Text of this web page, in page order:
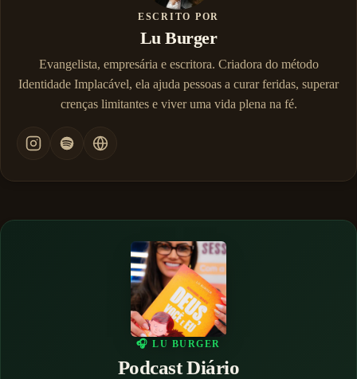
ESCRITO POR
Lu Burger
Evangelista, empresária e escritora. Criadora do método
Identidade Implacável, ela ajuda pessoas a curar feridas, superar
crenças limitantes e viver uma vida plena na fé.
🎧 LU BURGER
Podcast Diário